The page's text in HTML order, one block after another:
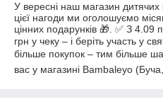
У вересні наш магазин дитячих
цієї нагоди ми оголошуємо
цінних подарунків 🎁. ✅ З 4.09
грн у чеку – і беріть участь у
більше покупок – тим більше
вас у магазині Bambaleyo